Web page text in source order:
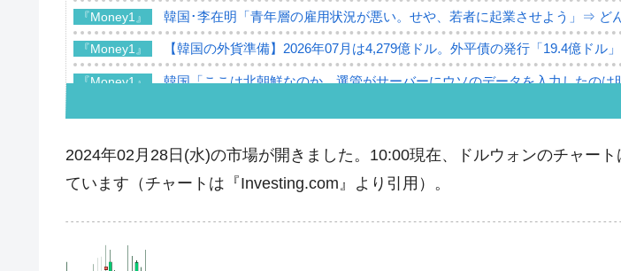
『Money1』 韓国･李在明「青年層の雇用状況が悪い。せや、若者に起業させよう」⇒ ど
『Money1』 【韓国の外貨準備】2026年07月は4,279億ドル。外平債の発行「19.4億ドル」
『Money1』 韓国「ここは北朝鮮なのか。選管がサーバーにウソのデータを入力したのは
『Money1』 韓国は「中国と同じく」投資に不適格な国だ。
『Money1』 『韓国銀行』が「金の保有量を増やします」⇒「金を経由するドル入手」手
『Money1』
2024年02月28日(水)の市場が開きました。10:00現在、ドルウォンのチャー
ています（チャートは『Investing.com』より引用）。